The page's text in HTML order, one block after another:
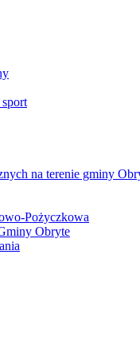
na terenie gminy
Pożyczkowa
Obryte